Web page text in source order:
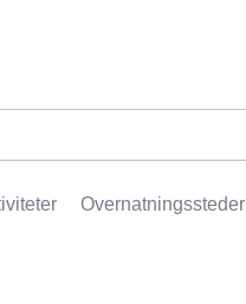
Overnatningssteder